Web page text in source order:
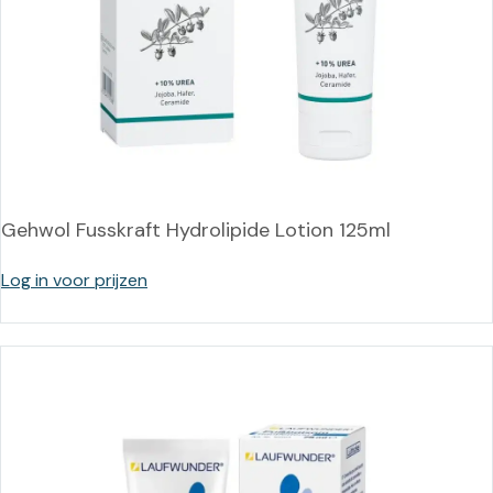
Gehwol Fusskraft Hydrolipide Lotion 125ml
Log in voor prijzen